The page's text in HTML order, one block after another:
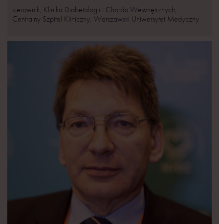
kierownik, Klinika Diabetologii i Chorób Wewnętrznych,
Centralny Szpital Kliniczny, Warszawski Uniwersytet Medyczny